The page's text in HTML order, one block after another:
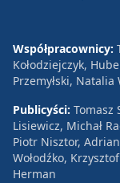
Współpracownicy:
Kołodziejczyk,
Przemyłski,
Publicyści: Tomasz
Lisiewicz, Michał
Piotr Nisztor,
Wołodźko,
Herman